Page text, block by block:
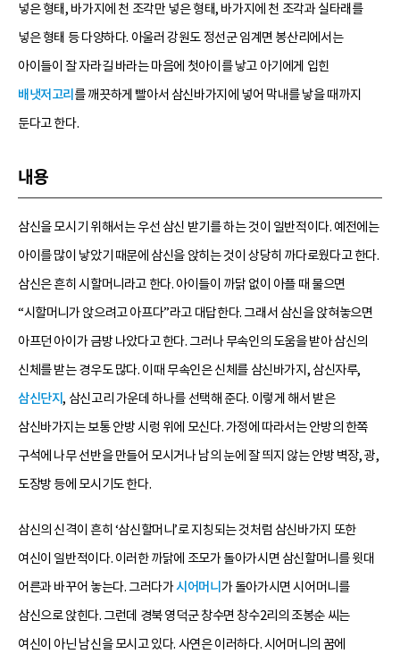
넣은 형태, 바가지에 천 조각만 넣은 형태, 바가지에 천 조각과 실타래를
넣은 형태 등 다양하다. 아울러 강원도 정선군 임계면 봉산리에서는
아이들이 잘 자라길 바라는 마음에 첫아이를 낳고 아기에게 입힌
배냇저고리 를 깨끗하게 빨아서 삼신바가지에 넣어 막내를 낳을 때까지
둔다고 한다.
내용
삼신을 모시기 위해서는 우선 삼신 받기를 하는 것이 일반적이다. 예전에는
아이를 많이 낳았기 때문에 삼신을 앉히는 것이 상당히 까다로웠다고 한다.
삼신은 흔히 시할머니라고 한다. 아이들이 까닭 없이 아플 때 물으면
“시할머니가 앉으려고 아프다”라고 대답한다. 그래서 삼신을 앉혀놓으면
아프던 아이가 금방 나았다고 한다. 그러나 무속인의 도움을 받아 삼신의
신체를 받는 경우도 많다. 이때 무속인은 신체를 삼신바가지, 삼신자루,
삼신단지, 삼신고리 가운데 하나를 선택해 준다. 이렇게 해서 받은
삼신바가지는 보통 안방 시렁 위에 모신다. 가정에 따라서는 안방의 한쪽
구석에 나무 선반을 만들어 모시거나 남의 눈에 잘 띄지 않는 안방 벽장, 광,
도장방 등에 모시기도 한다.
삼신의 신격이 흔히 ‘삼신할머니’로 지칭되는 것처럼 삼신바가지 또한
여신이 일반적이다. 이러한 까닭에 조모가 돌아가시면 삼신할머니를 윗대
어른과 바꾸어 놓는다. 그러다가시어머니 가 돌아가시면 시어머니를
삼신으로 앉힌다. 그런데 경북 영덕군 창수면 창수2리의 조봉순 씨는
여신이 아닌 남신을 모시고 있다. 사연은 이러하다. 시어머니의 꿈에